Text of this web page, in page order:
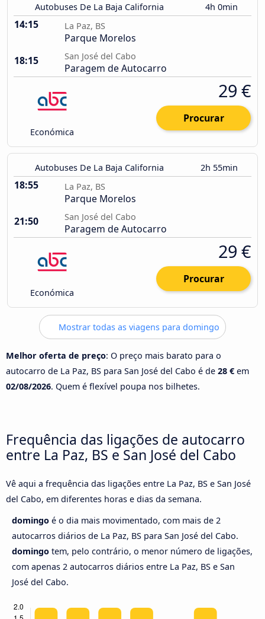
Autobuses De La Baja California 4h 0min
14:15 La Paz, BS
Parque Morelos
18:15
San José del Cabo
Paragem de Autocarro
Económica
29 €
Procurar
Autobuses De La Baja California 2h 55min
18:55 La Paz, BS
Parque Morelos
21:50
San José del Cabo
Paragem de Autocarro
Económica
29 €
Procurar
Mostrar todas as viagens para domingo
Melhor oferta de preço: O preço mais barato para o
autocarro de La Paz, BS para San José del Cabo é de 28 € em
02/08/2026. Quem é flexível poupa nos bilhetes.
Frequência das ligações de autocarro
entre La Paz, BS e San José del Cabo
Vê aqui a frequência das ligações entre La Paz, BS e San José
del Cabo, em diferentes horas e dias da semana.
domingo é o dia mais movimentado, com mais de 2
autocarros diários de La Paz, BS para San José del Cabo.
domingo tem, pelo contrário, o menor número de ligações,
com apenas 2 autocarros diários entre La Paz, BS e San
José del Cabo.